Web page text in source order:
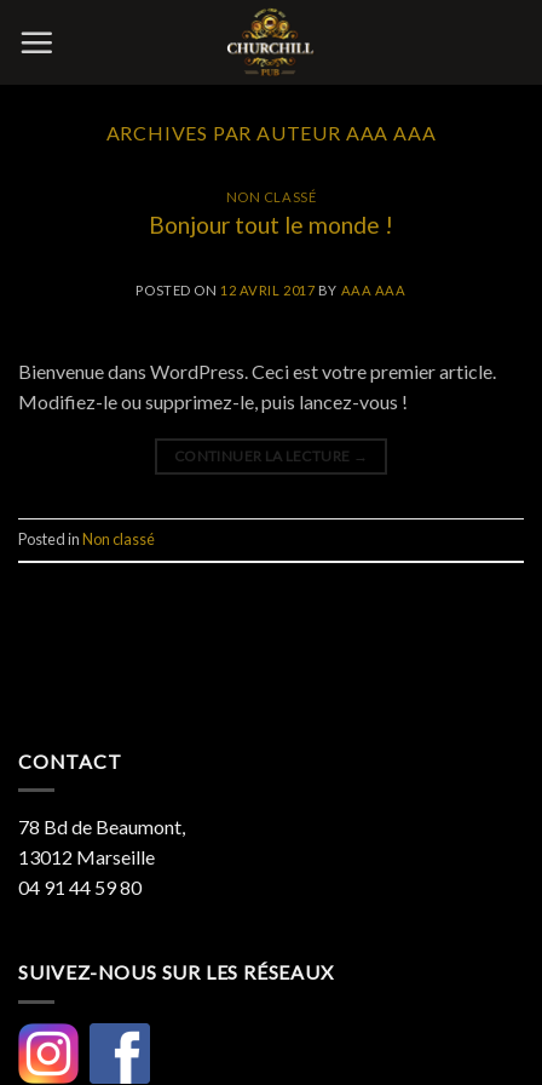
ARCHIVES PAR AUTEUR AAA AAA
NON CLASSÉ
Bonjour tout le monde !
POSTED ON 12 AVRIL 2017 BY AAA AAA
Bienvenue dans WordPress. Ceci est votre premier article.
Modifiez-le ou supprimez-le, puis lancez-vous !
CONTINUER LA LECTURE →
Posted inNon classé
CONTACT
78 Bd de Beaumont,
13012 Marseille
04 91 44 59 80
SUIVEZ-NOUS SUR LES RÉSEAUX